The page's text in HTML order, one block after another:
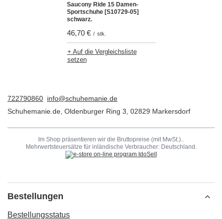
Saucony Ride 15 Damen-
Sportschuhe [S10729-05]
schwarz.
46,70 € / stk.
+ Auf die Vergleichsliste
setzen
722790860 info@schuhemanie.de
Schuhemanie.de Oldenburger Ring 3 02829 Markersdorf
Im Shop präsentieren wir die Bruttopreise (mit MwSt.)..
Mehrwertsteuersätze für inländische Verbraucher: Deutschland .
Bestellungen
Bestellungsstatus